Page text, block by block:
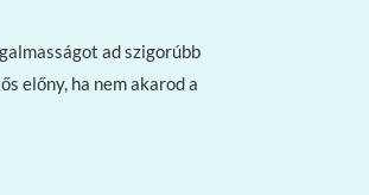
ad szigorúbb
előny, ha nem akarod a